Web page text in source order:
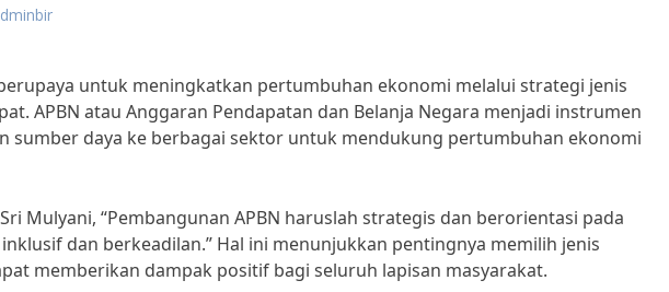
untuk meningkatkan pertumbuhan ekonomi melalui strategi jenis
APBN atau Anggaran Pendapatan dan Belanja Negara menjadi instrumen
sumber daya ke berbagai sektor untuk mendukung pertumbuhan ekonomi
Mulyani, “Pembangunan APBN haruslah strategis dan berorientasi pada
dan berkeadilan.” Hal ini menunjukkan pentingnya memilih jenis
memberikan dampak positif bagi seluruh lapisan masyarakat.